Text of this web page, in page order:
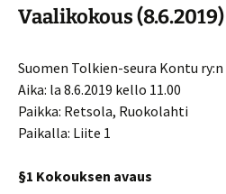
Vaalikokous (8.6.2019)
Suomen Tolkien-seura Kontu
Aika: la 8.6.2019 kello 11.00
Paikka: Retsola, Ruokolahti
Paikalla: Liite 1
§1 Kokouksen avaus